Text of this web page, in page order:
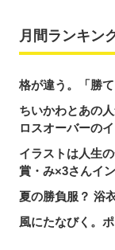
月間ランキン
格が違う。「勝
ちいかわとあの
ロスオーバーの
イラストは人生
賞・み×3さんイ
夏の勝負服？ 浴
風にたなびく。